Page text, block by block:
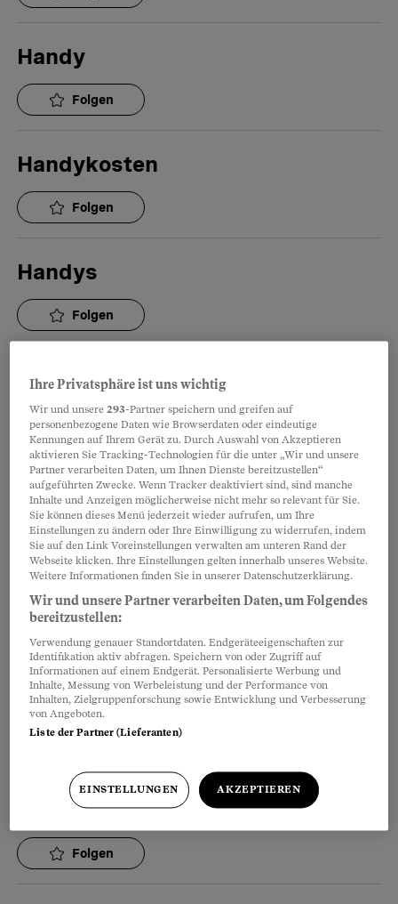
Handy
Folgen
Handykosten
Folgen
Handys
Folgen
Harnweg
Folgen
Harnwegserkrankung
Folgen
Hausarztmodell
Folgen
Hausaufgaben
Hausbau
Folgen
Ihre Privatsphäre ist uns wichtig
Wir und unsere293-Partner speichern und greifen auf
personenbezogene Daten wie Browserdaten oder eindeutige
Kennungen auf Ihrem Gerät zu. Durch Auswahl von Akzeptieren
aktivieren Sie Tracking-Technologien für die unter „Wir und unsere
Partner verarbeiten Daten, um Ihnen Dienste bereitzustellen“
aufgeführten Zwecke. Wenn Tracker deaktiviert sind, sind manche
Inhalte und Anzeigen möglicherweise nicht mehr so relevant für Sie.
Sie können dieses Menü jederzeit wieder aufrufen, um Ihre
Einstellungen zu ändern oder Ihre Einwilligung zu widerrufen, indem
Sie auf den Link Voreinstellungen verwalten am unteren Rand der
Webseite klicken. Ihre Einstellungen gelten innerhalb unseres Website.
Weitere Informationen finden Sie in unserer Datenschutzerklärung.
Wir und unsere Partner verarbeiten Daten, um Folgendes
bereitzustellen:
Verwendung genauer Standortdaten. Endgeräteeigenschaften zur
Identifikation aktiv abfragen. Speichern von oder Zugriff auf
Informationen auf einem Endgerät. Personalisierte Werbung und
Inhalte, Messung von Werbeleistung und der Performance von
Inhalten, Zielgruppenforschung sowie Entwicklung und Verbesserung
von Angeboten.
Liste der Partner (Lieferanten)
EINSTELLUNGEN AKZEPTIEREN